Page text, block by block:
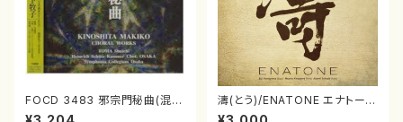
FOCD 3483 邪宗門秘曲(混声
合唱/木下牧子/CD)
濤(とう)/ENATONE エナトーネ
(CD)